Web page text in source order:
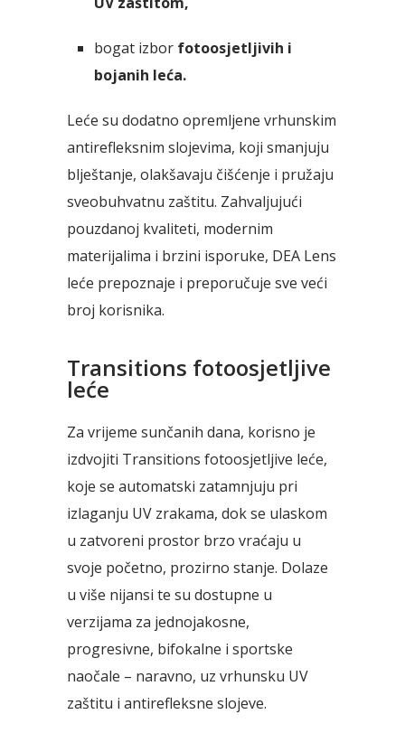
bogat izbor fotoosjetljivih i
bojanih leća.
Leće su dodatno opremljene vrhunskim
antirefleksnim slojevima, koji smanjuju
blještanje, olakšavaju čišćenje i pružaju
sveobuhvatnu zaštitu. Zahvaljujući
pouzdanoj kvaliteti, modernim
materijalima i brzini isporuke, DEA Lens
leće prepoznaje i preporučuje sve veći
broj korisnika.
Transitions fotoosjetljive
leće
Za vrijeme sunčanih dana, korisno je
izdvojiti Transitions fotoosjetljive leće,
koje se automatski zatamnjuju pri
izlaganju UV zrakama, dok se ulaskom
u zatvoreni prostor brzo vraćaju u
svoje početno, prozirno stanje. Dolaze
u više nijansi te su dostupne u
verzijama za jednojakosne,
progresivne, bifokalne i sportske
naočale – naravno, uz vrhunsku UV
zaštitu i antirefleksne slojeve.